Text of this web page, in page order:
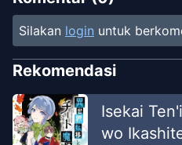
Chapter3
AgenScans
Chapter2
AgenScans
Silakan login untuk
Rekomendasi
Isekai
wo